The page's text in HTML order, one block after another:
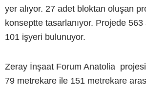
yer alıyor. 27 adet bloktan oluşan
konseptte tasarlanıyor. Projede
101 işyeri bulunuyor.
Zeray İnşaat Forum Anatolia
79 metrekare ile 151 metrekare